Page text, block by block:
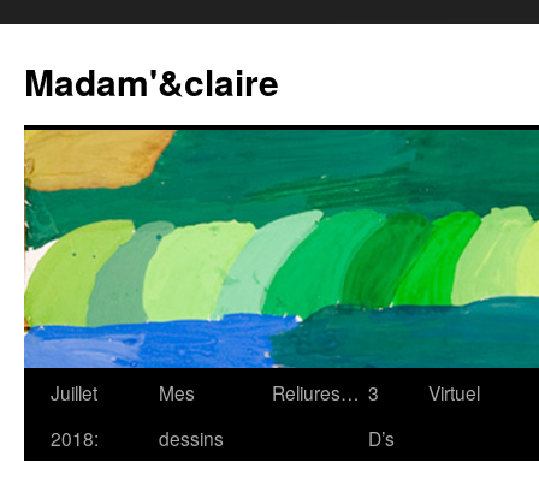
Madam'&claire
Juillet
2018:
Mes
dessins
Reliures… 3
D’s
Virtuel